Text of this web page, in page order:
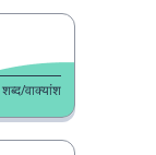
शब्द/वाक्यांश